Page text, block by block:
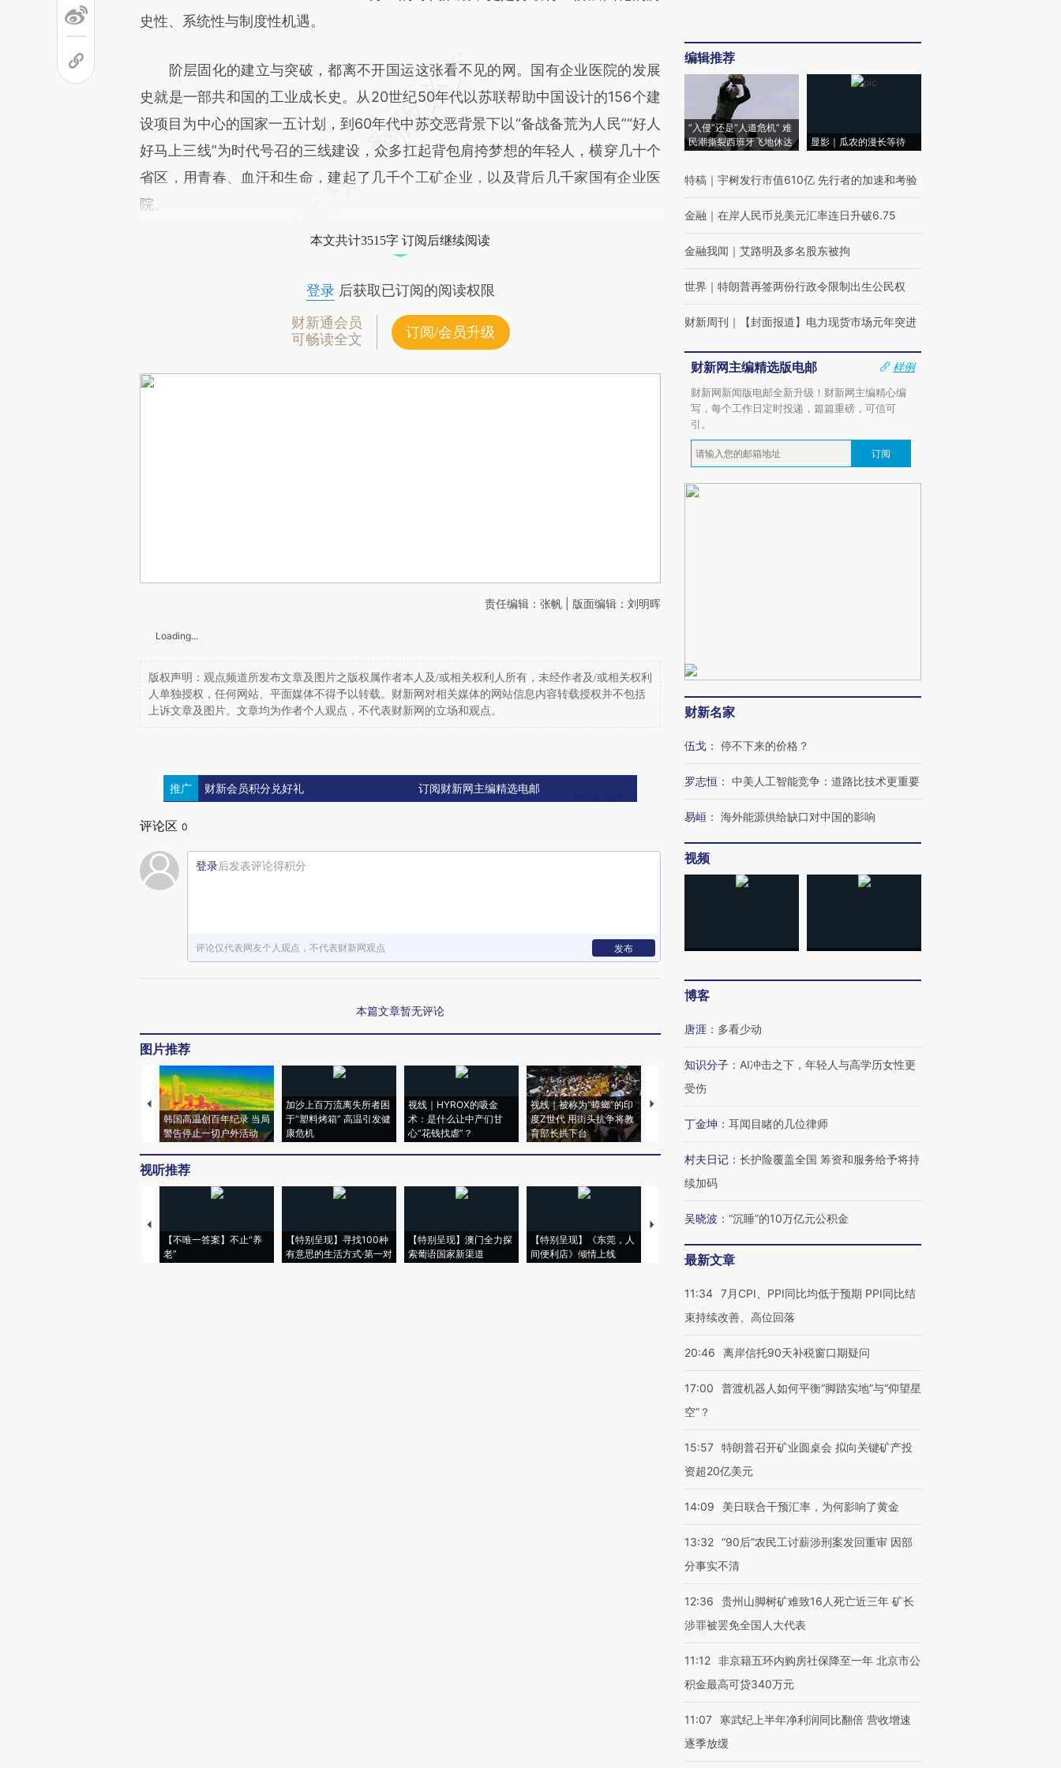
史性、系统性与制度性机遇。
阶层固化的建立与突破，都离不开国运这张看不见的网。国有企业医院的发展
史就是一部共和国的工业成长史。从20世纪50年代以苏联帮助中国设计的156个建
设项目为中心的国家一五计划，到60年代中苏交恶背景下以“备战备荒为人民”“好人
好马上三线”为时代号召的三线建设，众多扛起背包肩挎梦想的年轻人，横穿几十个
省区，用青春、血汗和生命，建起了几千个工矿企业，以及背后几千家国有企业医
院。
本文共计3515字 订阅后继续阅读
登录后获取已订阅的阅读权限
财新通会员
可畅读全文
订阅/会员升级
责任编辑：张帆 | 版面编辑：刘明晖
Loading...
版权声明：观点频道所发布文章及图片之版权属作者本人及/或相关权利人所有，未经作者及/或相关权利
人单独授权，任何网站、平面媒体不得予以转载。财新网对相关媒体的网站信息内容转载授权并不包括
上诉文章及图片。文章均为作者个人观点，不代表财新网的立场和观点。
推广 财新会员积分兑好礼 订阅财新网主编精选电邮
评论区 0
登录后发表评论得积分
评论仅代表网友个人观点，不代表财新网观点 发布
本篇文章暂无评论
图片推荐
韩国高温创百年纪录 当局
警告停止一切户外活动
加沙上百万流离失所者困
于“塑料烤箱” 高温引发健
康危机
视线｜HYROX的吸金
术：是什么让中产们甘
心“花钱找虐”？
视线｜被称为“蟑螂”的印
度Z世代 用街头抗争将教
育部长拱下台
视线｜“入侵”还是“人道危
机”？难民潮撕裂西班牙
飞地休达
湖北宜昌局部短时降雨
128毫米 紧急转移近
4000人
哈尔滨遭遇短时极端强降
视听推荐
【不唯一答案】不止“养
老”
【特别呈现】寻找100种
有意思的生活方式·第一对
【特别呈现】澳门全力探
索葡语国家新渠道
【特别呈现】《东莞，人
间便利店》倾情上线
【推广】走进第四届链博
编辑推荐
“入侵”还是“人道危机” 难
民潮撕裂西班牙飞地休达
显影｜瓜农的漫长等待
特稿 ｜ 宇树发行市值610亿 先行者的加速和考验
金融 ｜ 在岸人民币兑美元汇率连日升破6.75
金融我闻 ｜ 艾路明及多名股东被拘
世界 ｜ 特朗普再签两份行政令限制出生公民权
财新周刊 ｜ 【封面报道】电力现货市场元年突进
财新网主编精选版电邮
样例
财新网新闻版电邮全新升级！财新网主编精心编
写，每个工作日定时投递，篇篇重磅，可信可
引。
订阅
财新名家
伍戈 ： 停不下来的价格？
罗志恒 ： 中美人工智能竞争：道路比技术更重要
易峘 ： 海外能源供给缺口对中国的影响
视频
博客
唐涯 ： 多看少动
知识分子 ： AI冲击之下，年轻人与高学历女性更
受伤
丁金坤 ： 耳闻目睹的几位律师
村夫日记 ： 长护险覆盖全国 筹资和服务给予将持
续加码
吴晓波 ： “沉睡”的10万亿元公积金
最新文章
11:34 7月CPI、PPI同比均低于预期 PPI同比结
束持续改善、高位回落
20:46 离岸信托90天补税窗口期疑问
17:00
普渡机器人如何平衡“脚踏实地”与“仰望星
空”？
15:57 特朗普召开矿业圆桌会 拟向关键矿产投
资超20亿美元
14:09 美日联合干预汇率，为何影响了黄金
13:32 “90后”农民工讨薪涉刑案发回重审 因部
分事实不清
12:36
贵州山脚树矿难致16人死亡近三年 矿长
涉罪被罢免全国人大代表
11:12 非京籍五环内购房社保降至一年 北京市公
积金最高可贷340万元
11:07
寒武纪上半年净利润同比翻倍 营收增速
逐季放缓